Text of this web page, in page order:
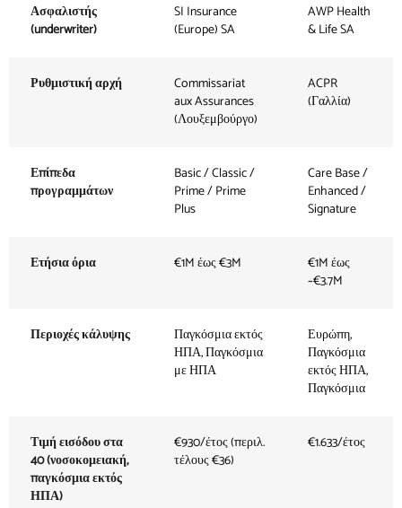
Ασφαλιστής
(underwriter)
SI Insurance
(Europe) SA
AWP Health
& Life SA
Ρυθμιστική αρχή
Commissariat
aux Assurances
(Λουξεμβούργο)
ACPR
(Γαλλία)
Επίπεδα
προγραμμάτων
Basic / Classic /
Prime / Prime
Plus
Care Base /
Enhanced /
Signature
Ετήσια όρια €1M έως €3M
€1M έως
~€3.7M
Περιοχές κάλυψης
Παγκόσμια εκτός
ΗΠΑ, Παγκόσμια
με ΗΠΑ
Ευρώπη,
Παγκόσμια
εκτός ΗΠΑ,
Παγκόσμια
Τιμή εισόδου στα
40 (νοσοκομειακή,
παγκόσμια εκτός
ΗΠΑ)
€930/έτος (περιλ.
τέλους €36)
€1.633/έτος